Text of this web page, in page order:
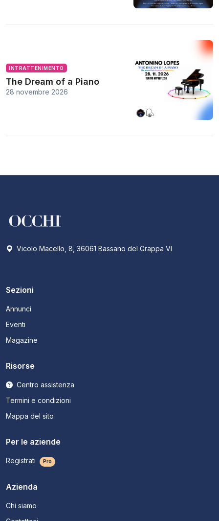
INTRATTENIMENTO
The Dream of a Piano
28 novembre 2026
Vicolo Macello, 8, 36061 Bassano del Grappa VI
Sezioni
Annunci
Eventi
Magazine
Risorse
Centro assistenza
Termini e condizioni
Mappa del sito
Per le aziende
Registrati Pro
Azienda
Chi siamo